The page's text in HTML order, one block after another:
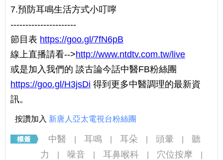
7.預防耳鳴生活方式小叮嚀
----------------------
節目表 https://goo.gl/7fN6pB
線上直播請看-->http://www.ntdtv.com.tw/live
或是加入我們的 談古論今話中醫FB粉絲團
https://goo.gl/H3jsDi 得到更多中醫調理的最新資
訊。
按讚加入 新唐人亞太電視台粉絲團
中醫 耳鳴 耳朵 頭暈
聽
力
噪音 耳鼻喉科 穴位按摩